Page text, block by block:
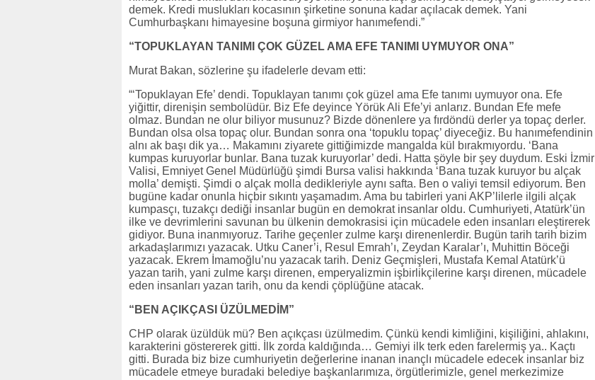
demek. Kredi muslukları kocasının şirketine sonuna kadar açılacak demek. Yani
Cumhurbaşkanı himayesine boşuna girmiyor hanımefendi.”
“TOPUKLAYAN TANIMI ÇOK GÜZEL AMA EFE TANIMI UYMUYOR ONA”
Murat Bakan, sözlerine şu ifadelerle devam etti:
“‘Topuklayan Efe’ dendi. Topuklayan tanımı çok güzel ama Efe tanımı uymuyor ona. Efe
yiğittir, direnişin sembolüdür. Biz Efe deyince Yörük Ali Efe’yi anlarız. Bundan Efe mefe
olmaz. Bundan ne olur biliyor musunuz? Bizde dönenlere ya fırdöndü derler ya topaç derler.
Bundan olsa olsa topaç olur. Bundan sonra ona ‘topuklu topaç’ diyeceğiz. Bu hanımefendinin
alnı ak başı dik ya… Makamını ziyarete gittiğimizde mangalda kül bırakmıyordu. ‘Bana
kumpas kuruyorlar bunlar. Bana tuzak kuruyorlar’ dedi. Hatta şöyle bir şey duydum. Eski İzmir
Valisi, Emniyet Genel Müdürlüğü şimdi Bursa valisi hakkında ‘Bana tuzak kuruyor bu alçak
molla’ demişti. Şimdi o alçak molla dedikleriyle aynı safta. Ben o valiyi temsil ediyorum. Ben
bugüne kadar onunla hiçbir sıkıntı yaşamadım. Ama bu tabirleri yani AKP’lilerle ilgili alçak
kumpasçı, tuzakçı dediği insanlar bugün en demokrat insanlar oldu. Cumhuriyeti, Atatürk’ün
ilke ve devrimlerini savunan bu ülkenin demokrasisi için mücadele eden insanları eleştirerek
gidiyor. Buna inanmıyoruz. Tarihe geçenler zulme karşı direnenlerdir. Bugün tarih tarih bizim
arkadaşlarımızı yazacak. Utku Caner’i, Resul Emrah’ı, Zeydan Karalar’ı, Muhittin Böceği
yazacak. Ekrem İmamoğlu’nu yazacak tarih. Deniz Geçmişleri, Mustafa Kemal Atatürk’ü
yazan tarih, yani zulme karşı direnen, emperyalizmin işbirlikçilerine karşı direnen, mücadele
eden insanları yazan tarih, onu da kendi çöplüğüne atacak.
“BEN AÇIKÇASI ÜZÜLMEDİM”
CHP olarak üzüldük mü? Ben açıkçası üzülmedim. Çünkü kendi kimliğini, kişiliğini, ahlakını,
karakterini göstererek gitti. İlk zorda kaldığında… Gemiyi ilk terk eden farelermiş ya.. Kaçtı
gitti. Burada biz bize cumhuriyetin değerlerine inanan inançlı mücadele edecek insanlar biz
mücadele etmeye buradaki belediye başkanlarımıza, örgütlerimizle, genel merkezimize